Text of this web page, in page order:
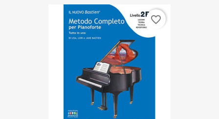
favorite_border